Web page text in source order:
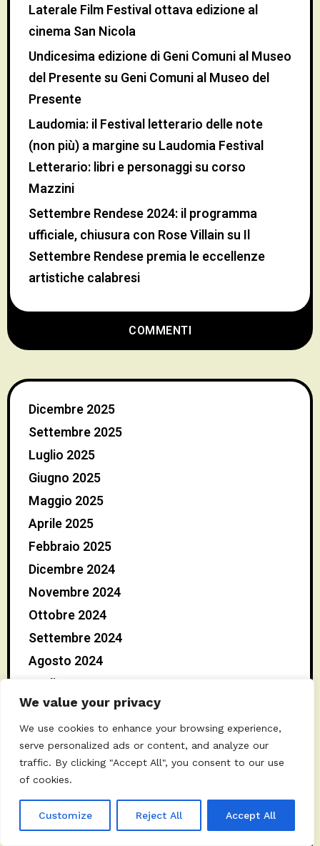
We value your privacy
We use cookies to enhance your browsing experience,
serve personalized ads or content, and analyze our
traffic. By clicking "Accept All", you consent to our use
of cookies.
Customize Reject All Accept All
COMMENTI
Laterale Film Festival ottava edizione al
cinema San Nicola
Undicesima edizione di Geni Comuni al Museo
del Presentesu Geni Comuni al Museo del
Presente
Laudomia: il Festival letterario delle note
(non più) a marginesu Laudomia Festival
Letterario: libri e personaggi su corso
Mazzini
Settembre Rendese 2024: il programma
ufficiale, chiusura con Rose Villainsu Il
Settembre Rendese premia le eccellenze
artistiche calabresi
Dicembre 2025
Settembre 2025
Luglio 2025
Giugno 2025
Maggio 2025
Aprile 2025
Febbraio 2025
Dicembre 2024
Novembre 2024
Ottobre 2024
Settembre 2024
Agosto 2024
Luglio 2024
Giugno 2024
Maggio 2024
Aprile 2024
Marzo 2024
Febbraio 2024
Gennaio 2024